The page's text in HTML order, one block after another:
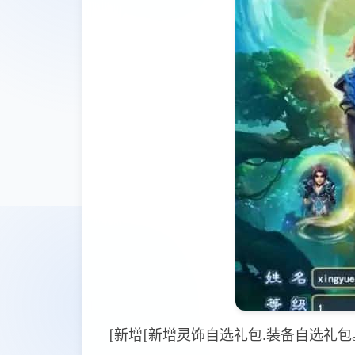
[新增[新增灵饰自选礼包.装备自选礼包